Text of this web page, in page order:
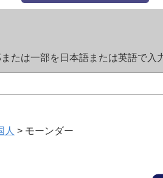
たは一部を日本語または英語で入
人 > モーンダー